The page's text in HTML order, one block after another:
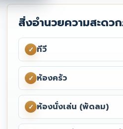
สิ่งอำนวยความสะดว
✓ ทีวี
✓ ห้องครัว
✓ ห้องนั่งเล่น (พัดลม)